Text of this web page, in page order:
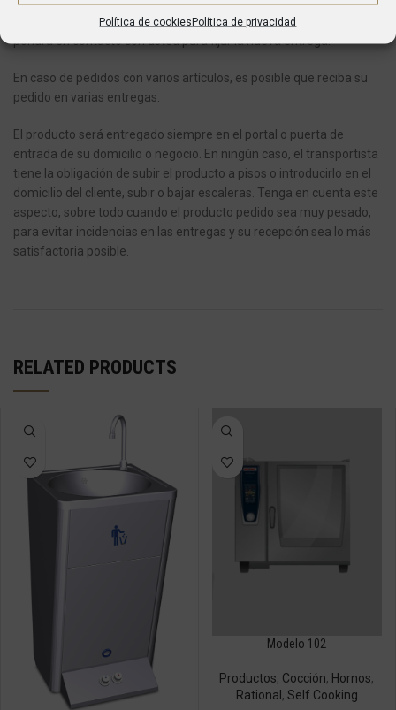
Política de cookiesPolítica de privacidad
que ha indicado, la compañía de transportes dejará un aviso y se
pondrá en contacto con usted para fijar la nueva entrega.
En caso de pedidos con varios artículos, es posible que reciba su
pedido en varias entregas.
El producto será entregado siempre en el portal o puerta de
entrada de su domicilio o negocio. En ningún caso, el transportista
tiene la obligación de subir el producto a pisos o introducirlo en el
domicilio del cliente, subir o bajar escaleras. Tenga en cuenta este
aspecto, sobre todo cuando el producto pedido sea muy pesado,
para evitar incidencias en las entregas y su recepción sea lo más
satisfactoria posible.
RELATED PRODUCTS
Modelo 102
Productos, Cocción, Hornos,
Rational , Self Cooking